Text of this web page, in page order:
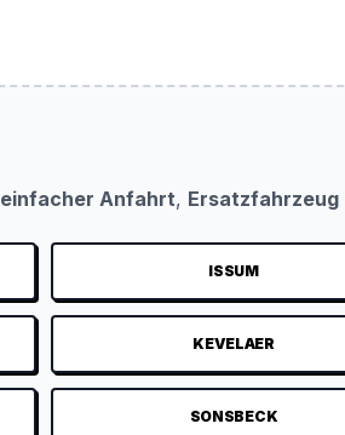
einfacher Anfahrt, Ersatzfahrzeug
ISSUM
KEVELAER
SONSBECK